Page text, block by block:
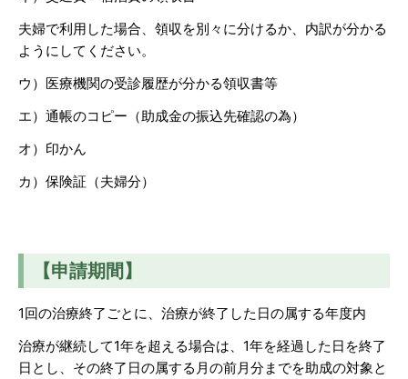
夫婦で利用した場合、領収を別々に分けるか、内訳が分かる
ようにしてください。
ウ）医療機関の受診履歴が分かる領収書等
エ）通帳のコピー（助成金の振込先確認の為）
オ）印かん
カ）保険証（夫婦分）
【申請期間】
1回の治療終了ごとに、治療が終了した日の属する年度内
治療が継続して1年を超える場合は、1年を経過した日を終了
日とし、その終了日の属する月の前月分までを助成の対象と